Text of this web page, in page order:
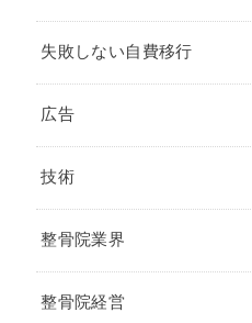
失敗しない自費移行
広告
技術
整骨院業界
整骨院経営